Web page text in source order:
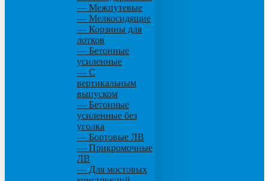
— Межпутевые
— Мелкосидящие
— Корзины для
лотков
— Бетонные
усиленные
— С
вертикальным
выпуском
— Бетонные
усиленные без
уголка
— Бортовые ЛВ
— Прикромочные
ЛВ
— Для мостовых